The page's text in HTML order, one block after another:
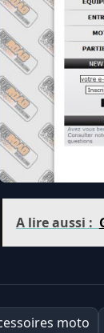
A lire aussi :
moto